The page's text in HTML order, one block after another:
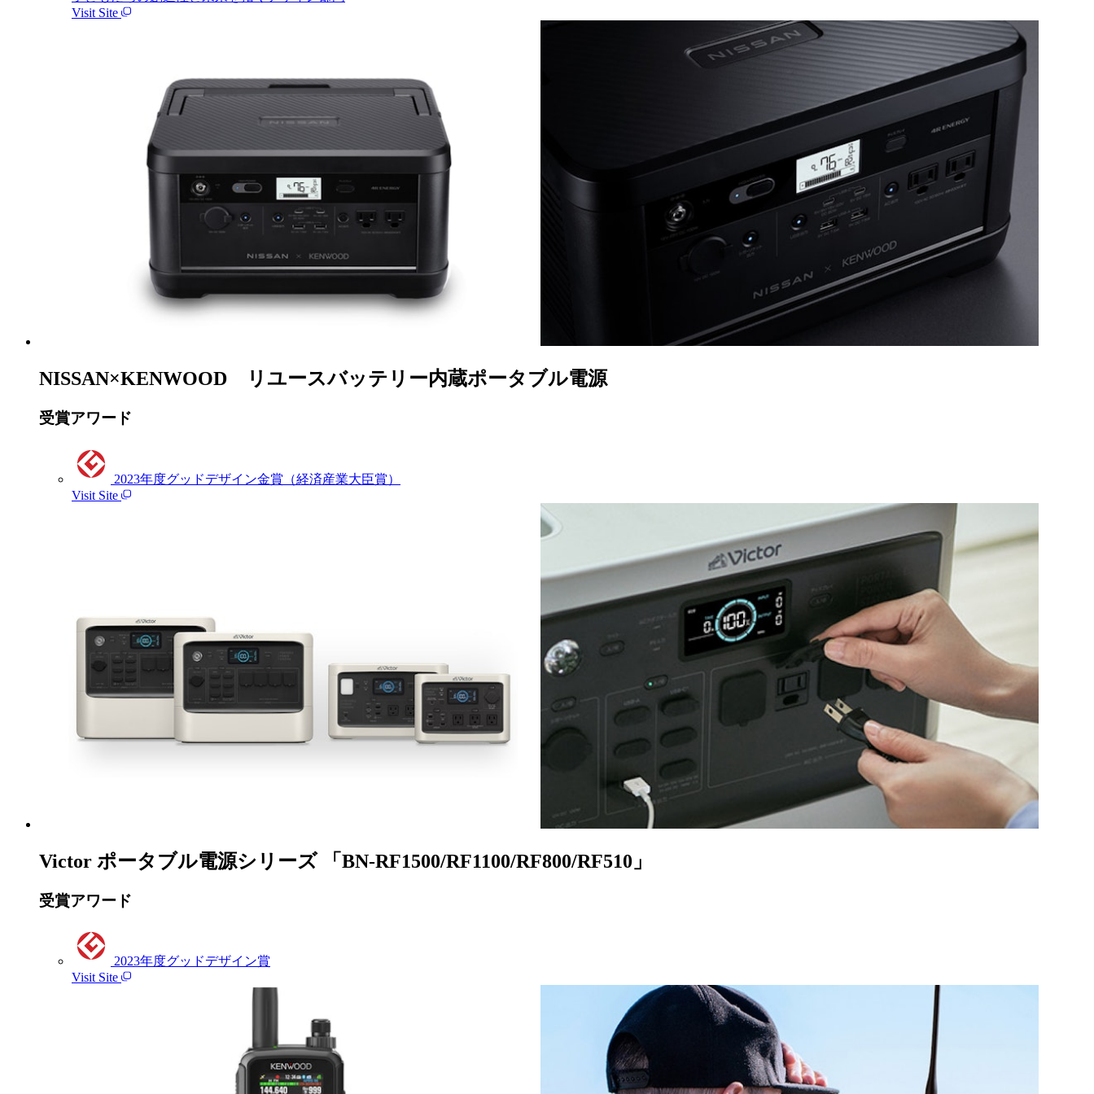
Visit Site
NISSAN×KENWOOD リユースバッテリー内蔵ポータブル電源
受賞アワード
2023年度グッドデザイン金賞（経済産業大臣賞）
Visit Site
Victor ポータブル電源シリーズ 「BN-RF1500/RF1100/RF800/RF510」
受賞アワード
2023年度グッドデザイン賞
Visit Site